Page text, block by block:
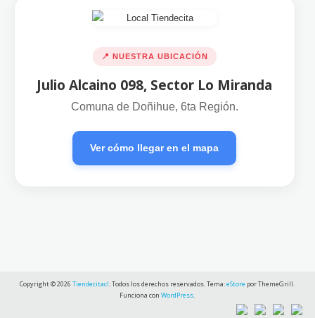
📍 NUESTRA UBICACIÓN
Julio Alcaino 098, Sector Lo Miranda
Comuna de Doñihue, 6ta Región.
Ver cómo llegar en el mapa
Copyright © 2026Tiendecitacl. Todos los derechos reservados. Tema:eStore por ThemeGrill.
Funciona conWordPress.